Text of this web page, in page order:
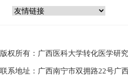
版权所有：广西医科大学转化医学研
联系地址：广西南宁市双拥路22号广